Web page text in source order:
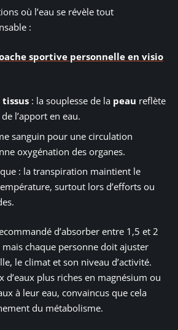
où l’eau se révèle tout
:
sportive personnelle en visio
: la souplesse de la peau reflète
l’apport en eau.
sanguin pour une circulation
oxygénation des organes.
: la transpiration maintient le
surtout lors d’efforts ou
d’absorber entre 1,5 et 2
mais chaque personne doit ajuster
le climat et son niveau d’activité.
d’eaux plus riches en magnésium ou
à leur eau, convaincus que cela
du métabolisme.